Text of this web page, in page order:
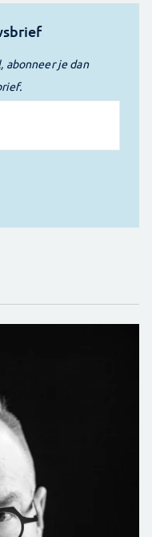
abonneer je dan